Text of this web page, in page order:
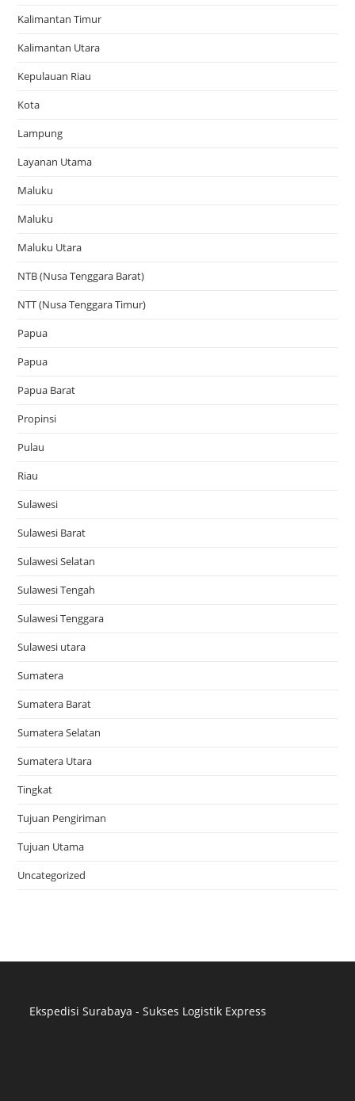
Kalimantan Timur
Kalimantan Utara
Kepulauan Riau
Kota
Lampung
Layanan Utama
Maluku
Maluku
Maluku Utara
NTB (Nusa Tenggara Barat)
NTT (Nusa Tenggara Timur)
Papua
Papua
Papua Barat
Propinsi
Pulau
Riau
Sulawesi
Sulawesi Barat
Sulawesi Selatan
Sulawesi Tengah
Sulawesi Tenggara
Sulawesi utara
Sumatera
Sumatera Barat
Sumatera Selatan
Sumatera Utara
Tingkat
Tujuan Pengiriman
Tujuan Utama
Uncategorized
Ekspedisi Surabaya - Sukses Logistik Express